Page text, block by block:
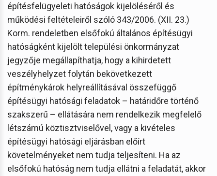
építésfelügyeleti hatóságok kijelöléséről és
működési feltételeiről szóló 343/2006. (XII. 23.)
Korm. rendeletben elsőfokú általános építésügyi
hatóságként kijelölt települési önkormányzat
jegyzője megállapíthatja, hogy a kihirdetett
veszélyhelyzet folytán bekövetkezett
építménykárok helyreállításával összefüggő
építésügyi hatósági feladatok – határidőre történő
szakszerű – ellátására nem rendelkezik megfelelő
létszámú köztisztviselővel, vagy a kivételes
építésügyi hatósági eljárásban előírt
követelményeket nem tudja teljesíteni. Ha az
elsőfokú hatóság nem tudja ellátni a feladatát, akkor